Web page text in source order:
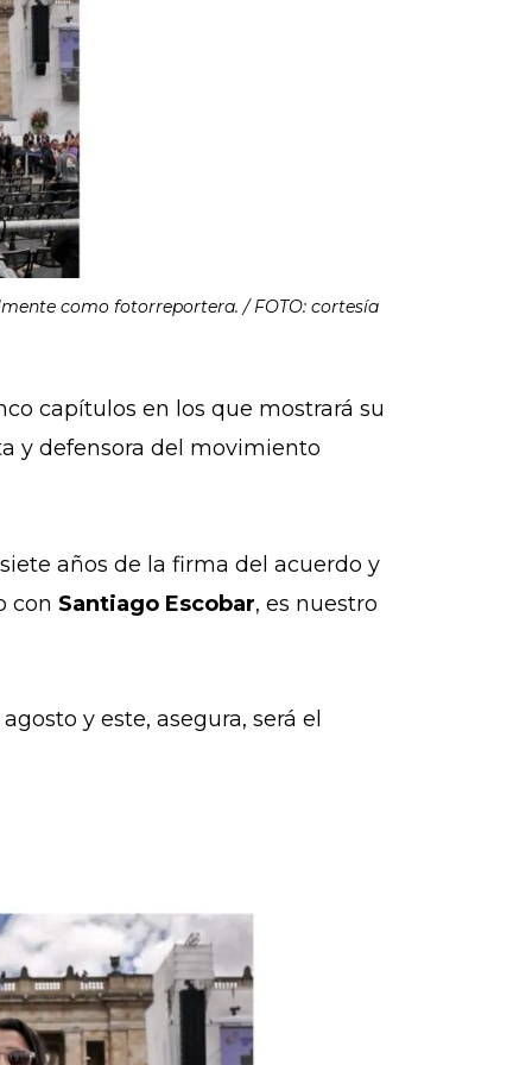
como fotorreportera. / FOTO: cortesía
capítulos en los que mostrará su
y defensora del movimiento
años de la firma del acuerdo y
con Santiago Escobar, es nuestro
y este, asegura, será el